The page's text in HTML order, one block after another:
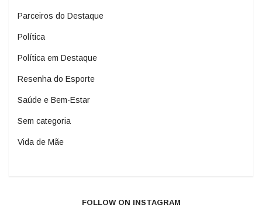
Parceiros do Destaque
Política
Política em Destaque
Resenha do Esporte
Saúde e Bem-Estar
Sem categoria
Vida de Mãe
FOLLOW ON INSTAGRAM